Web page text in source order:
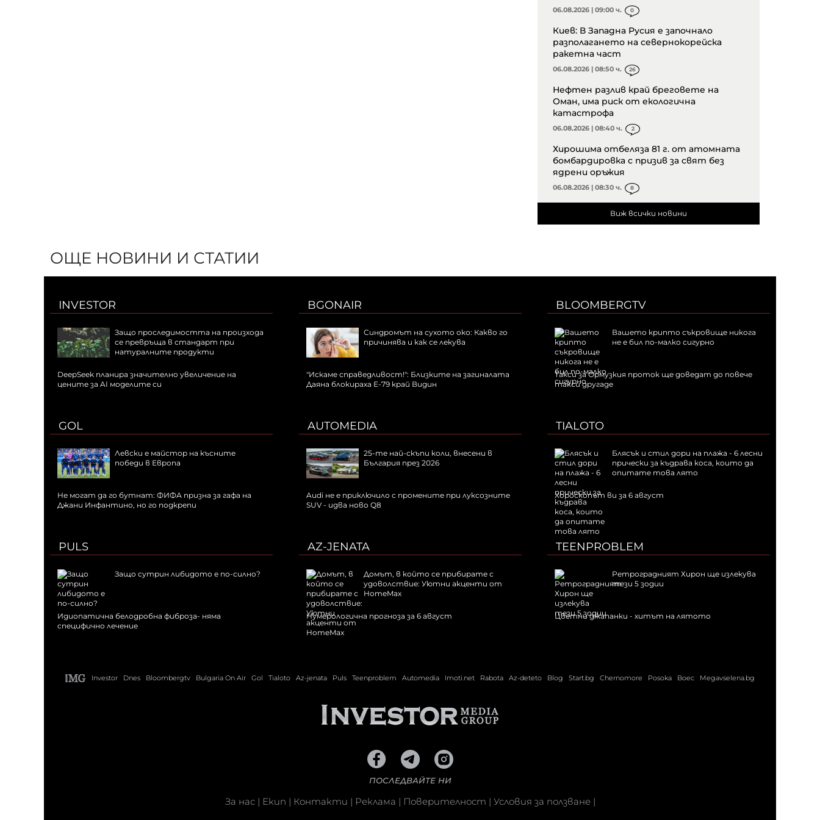
06.08.2026 | 09:00 ч. 0
Киев: В Западна Русия е започнало
разполагането на севернокорейска
ракетна част
06.08.2026 | 08:50 ч. 26
Нефтен разлив край бреговете на
Оман, има риск от екологична
катастрофа
06.08.2026 | 08:40 ч. 2
Хирошима отбеляза 81 г. от атомната
бомбардировка с призив за свят без
ядрени оръжия
06.08.2026 | 08:30 ч. 8
Виж всички новини
ОЩЕ НОВИНИ И СТАТИИ
INVESTOR
Защо проследимостта на произхода
се превръща в стандарт при
натуралните продукти
DeepSeek планира значително увеличение на
цените за AI моделите си
BGONAIR
Синдромът на сухото око: Какво го
причинява и как се лекува
"Искаме справедливост!": Близките на загиналата
Даяна блокираха Е-79 край Видин
BLOOMBERGTV
Вашето крипто съкровище никога
не е бил по-малко сигурно
Такси за Ормузкия проток ще доведат до повече
такси другаде
GOL
Левски е майстор на късните
победи в Европа
Не могат да го бутнат: ФИФА призна за гафа на
Джани Инфантино, но го подкрепи
AUTOMEDIA
25-те най-скъпи коли, внесени в
България през 2026
Audi не е приключило с промените при луксозните
SUV - идва ново Q8
TIALOTO
Блясък и стил дори на плажа - 6 лесни
прически за къдрава коса, които да
опитате това лято
Хороскопът ви за 6 август
PULS
Защо сутрин либидото е по-силно?
Идиопатична белодробна фиброза- няма
специфично лечение
AZ-JENATA
Домът, в който се прибирате с
удоволствие: Уютни акценти от
HomeMax
Нумерологична прогноза за 6 август
TEENPROBLEM
Ретроградният Хирон ще излекува
тези 5 зодии
Цветни джапанки - хитът на лятото
Investor Dnes Bloombergtv Bulgaria On Air Gol Tialoto Az-jenata Puls Teenproblem Automedia Imoti.net Rabota Az-deteto Blog Start.bg Chernomore Posoka Boec Megavselena.bg
ПОСЛЕДВАЙТЕ НИ
За нас| Екип | Контакти | Реклама | Поверителност | Условия за ползване|